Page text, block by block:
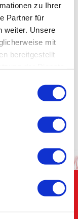
zu Ihrer
Partner für
weiter. Unsere
mit
bereitgestellt